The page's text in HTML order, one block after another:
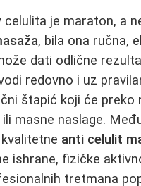
celulita je maraton, a
, bila ona ručna,
dati odlične
redovno i uz
štapić koji će preko
masne naslage.
anti celulit
ishrane, fizičke
tretmana